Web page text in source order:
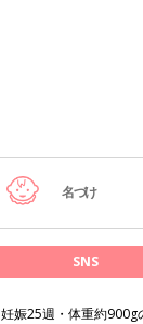
名づけ
SNS
妊娠25週・体重約900g